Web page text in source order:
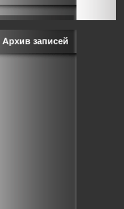
Архив записей